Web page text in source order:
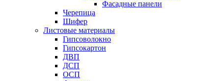
Фасадные панели
Черепица
Шифер
Листовые материалы
Гипсоволокно
Гипсокартон
ДВП
ДСП
ОСП